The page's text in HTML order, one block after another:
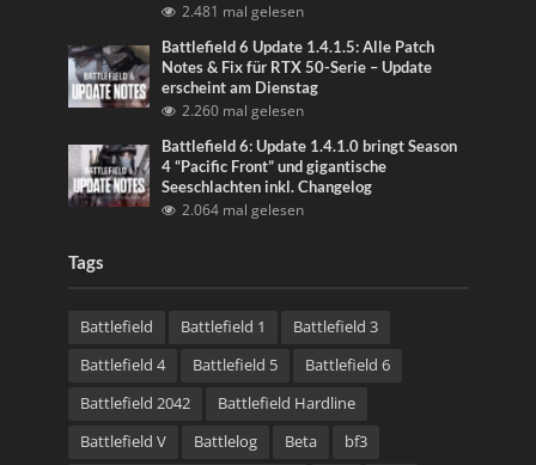
2.481 mal gelesen
Battlefield 6 Update 1.4.1.5: Alle Patch
Notes & Fix für RTX 50-Serie – Update
erscheint am Dienstag
2.260 mal gelesen
Battlefield 6: Update 1.4.1.0 bringt Season
4 “Pacific Front” und gigantische
Seeschlachten inkl. Changelog
2.064 mal gelesen
Tags
Battlefield Battlefield 1
Battlefield 3
Battlefield 4
Battlefield 5
Battlefield 6
Battlefield 2042
Battlefield Hardline
Battlefield V
Battlelog Beta
bf3